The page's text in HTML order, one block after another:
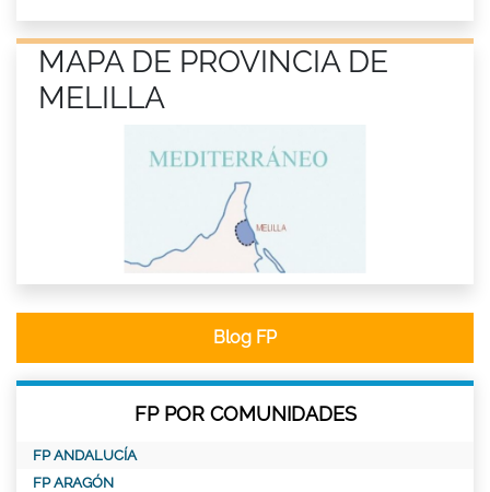
MAPA DE PROVINCIA DE
MELILLA
Blog FP
FP POR COMUNIDADES
FP ANDALUCÍA
FP ARAGÓN